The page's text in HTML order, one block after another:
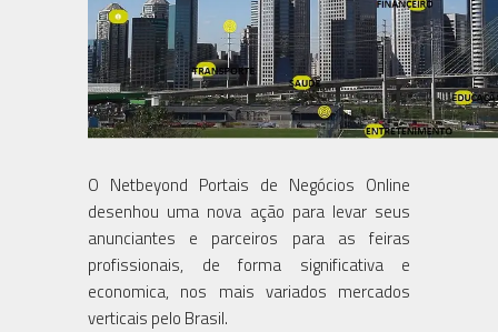
O Netbeyond Portais de Negócios Online
desenhou uma nova ação para levar seus
anunciantes e parceiros para as feiras
profissionais, de forma significativa e
economica, nos mais variados mercados
verticais pelo Brasil.